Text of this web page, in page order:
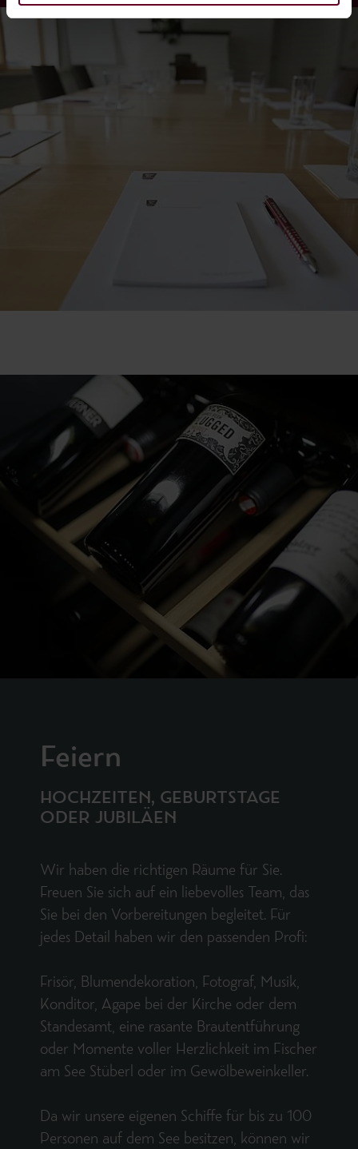
Feiern
HOCHZEITEN, GEBURTSTAGE
ODER JUBILÄEN
Wir haben die richtigen Räume für Sie.
Freuen Sie sich auf ein liebevolles Team, das
Sie bei den Vorbereitungen begleitet. Für
jedes Detail haben wir den passenden Profi:
Frisör, Blumendekoration, Fotograf, Musik,
Konditor, Agape bei der Kirche oder dem
Standesamt, eine rasante Brautentführung
oder Momente voller Herzlichkeit im Fischer
am See Stüberl oder im Gewölbeweinkeller.
Da wir unsere eigenen Schiffe für bis zu 100
Personen auf dem See besitzen, können wir